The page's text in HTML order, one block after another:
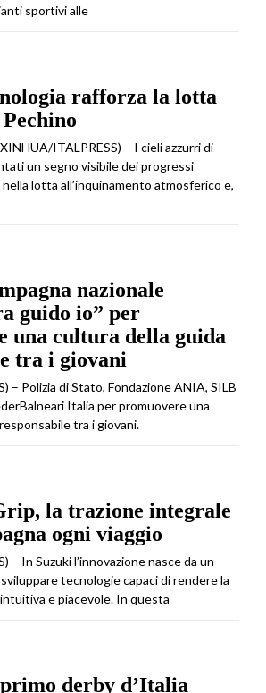
sportivi alle
rafforza la lotta
ITALPRESS) – I cieli azzurri di
un segno visibile dei progressi
lotta all’inquinamento atmosferico e,
nazionale
guido io” per
una cultura della guida
tra i giovani
– Polizia di Stato, Fondazione ANIA, SILB
Italia per promuovere una
tra i giovani.
la trazione integrale
ogni viaggio
– In Suzuki l’innovazione nasce da un
tecnologie capaci di rendere la
e piacevole. In questa
derby d’Italia